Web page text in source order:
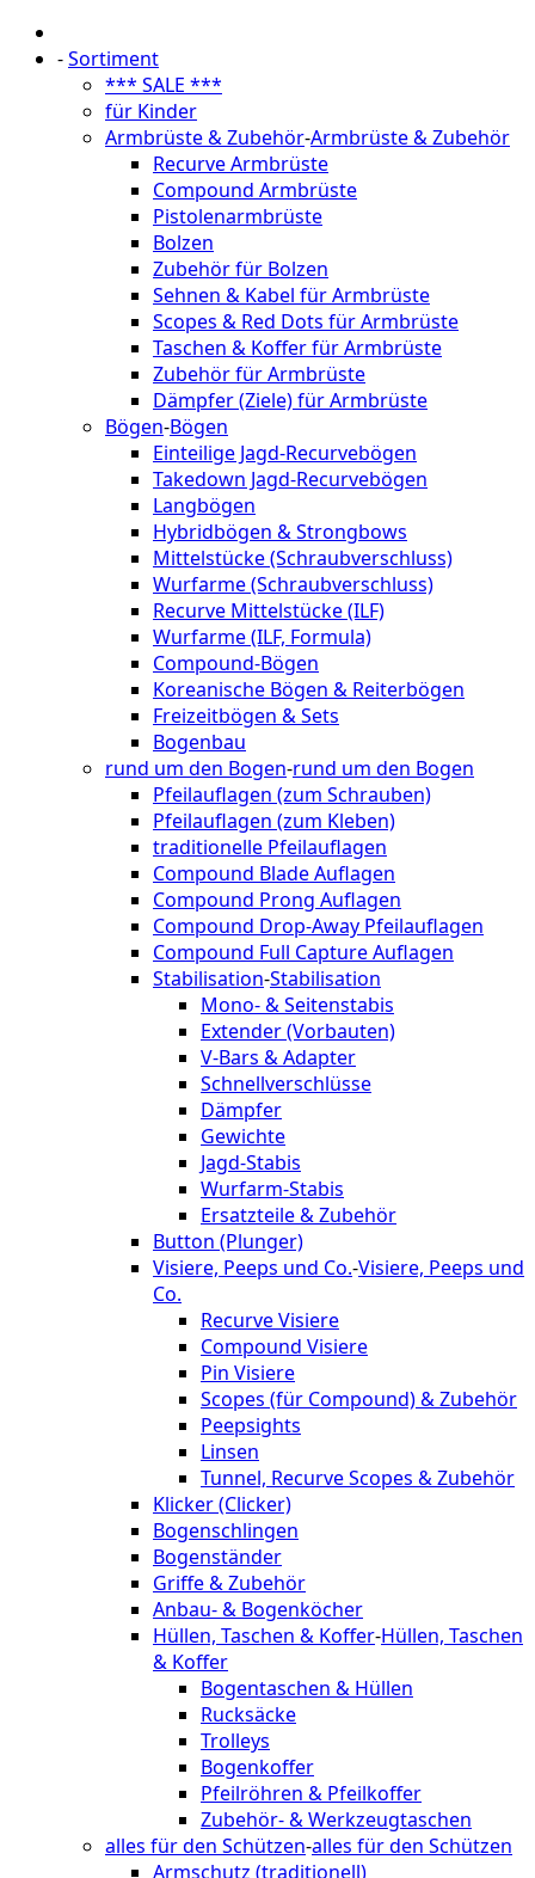
-Sortiment
*** SALE ***
für Kinder
Armbrüste & Zubehör-Armbrüste & Zubehör
Recurve Armbrüste
Compound Armbrüste
Pistolenarmbrüste
Bolzen
Zubehör für Bolzen
Sehnen & Kabel für Armbrüste
Scopes & Red Dots für Armbrüste
Taschen & Koffer für Armbrüste
Zubehör für Armbrüste
Dämpfer (Ziele) für Armbrüste
Bögen-Bögen
Einteilige Jagd-Recurvebögen
Takedown Jagd-Recurvebögen
Langbögen
Hybridbögen & Strongbows
Mittelstücke (Schraubverschluss)
Wurfarme (Schraubverschluss)
Recurve Mittelstücke (ILF)
Wurfarme (ILF, Formula)
Compound-Bögen
Koreanische Bögen & Reiterbögen
Freizeitbögen & Sets
Bogenbau
rund um den Bogen-rund um den Bogen
Pfeilauflagen (zum Schrauben)
Pfeilauflagen (zum Kleben)
traditionelle Pfeilauflagen
Compound Blade Auflagen
Compound Prong Auflagen
Compound Drop-Away Pfeilauflagen
Compound Full Capture Auflagen
Stabilisation-Stabilisation
Mono- & Seitenstabis
Extender (Vorbauten)
V-Bars & Adapter
Schnellverschlüsse
Dämpfer
Gewichte
Jagd-Stabis
Wurfarm-Stabis
Ersatzteile & Zubehör
Button (Plunger)
Visiere, Peeps und Co.-Visiere, Peeps und
Co.
Recurve Visiere
Compound Visiere
Pin Visiere
Scopes (für Compound) & Zubehör
Peepsights
Linsen
Tunnel, Recurve Scopes & Zubehör
Klicker (Clicker)
Bogenschlingen
Bogenständer
Griffe & Zubehör
Anbau- & Bogenköcher
Hüllen, Taschen & Koffer-Hüllen, Taschen
& Koffer
Bogentaschen & Hüllen
Rucksäcke
Trolleys
Bogenkoffer
Pfeilröhren & Pfeilkoffer
Zubehör- & Werkzeugtaschen
alles für den Schützen-alles für den Schützen
Armschutz (traditionell)